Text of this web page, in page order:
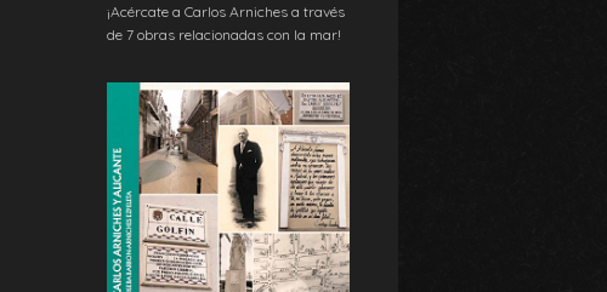
¡Acércate a Carlos Arniches a través
de 7 obras relacionadas con la mar!